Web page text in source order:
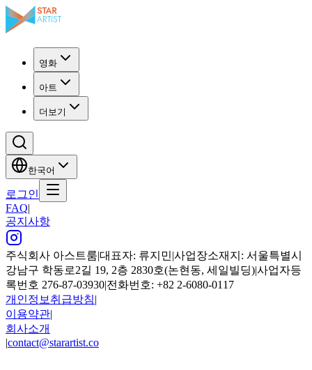
영화
아트
더보기
한국어
로그인
FAQ|
공지사항
주식회사 아스트룸|대표자: 류지민|사업장소재지: 서울특별시
강남구 학동로2길 19, 2층 2830호(논현동, 세일빌딩)|사업자등
록번호 276-87-03930|전화번호: +82 2-6080-0117
개인정보취급방침|
이용약관|
회사소개
|contact@starartist.co